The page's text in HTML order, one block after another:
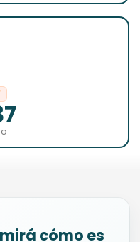
cómo es